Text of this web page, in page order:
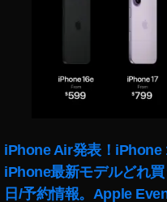
iPhone Air発表！iPhone
iPhone最新モデルどれ
日/予約情報。Apple